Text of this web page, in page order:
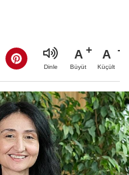
Dinle
A
Büyüt
A
Küçült